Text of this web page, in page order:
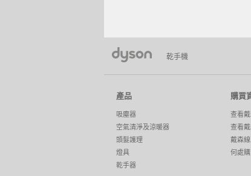
乾手機
產品
吸塵器
空氣清淨及涼暖器
頭髮護理
燈具
乾手器
購買
查看
查看
戴森
何處購